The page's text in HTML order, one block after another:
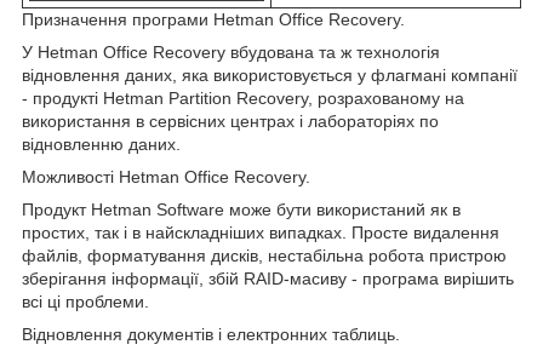
Призначення програми Hetman Office Recovery.
У Hetman Office Recovery вбудована та ж технологія
відновлення даних, яка використовується у флагмані компанії
- продукті Hetman Partition Recovery, розрахованому на
використання в сервісних центрах і лабораторіях по
відновленню даних.
Можливості Hetman Office Recovery.
Продукт Hetman Software може бути використаний як в
простих, так і в найскладніших випадках. Просте видалення
файлів, форматування дисків, нестабільна робота пристрою
зберігання інформації, збій RAID-масиву - програма вирішить
всі ці проблеми.
Відновлення документів і електронних таблиць.